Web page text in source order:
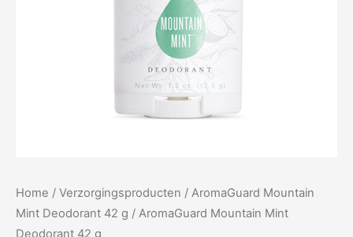
Home / Verzorgingsproducten / AromaGuard Mountain
Mint Deodorant 42 g / AromaGuard Mountain Mint
Deodorant 42 g